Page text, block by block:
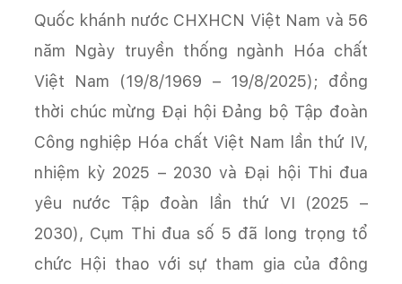
Quốc khánh nước CHXHCN Việt Nam và 56
năm Ngày truyền thống ngành Hóa chất
Việt Nam (19/8/1969 – 19/8/2025); đồng
thời chúc mừng Đại hội Đảng bộ Tập đoàn
Công nghiệp Hóa chất Việt Nam lần thứ IV,
nhiệm kỳ 2025 – 2030 và Đại hội Thi đua
yêu nước Tập đoàn lần thứ VI (2025 –
2030), Cụm Thi đua số 5 đã long trọng tổ
chức Hội thao với sự tham gia của đông